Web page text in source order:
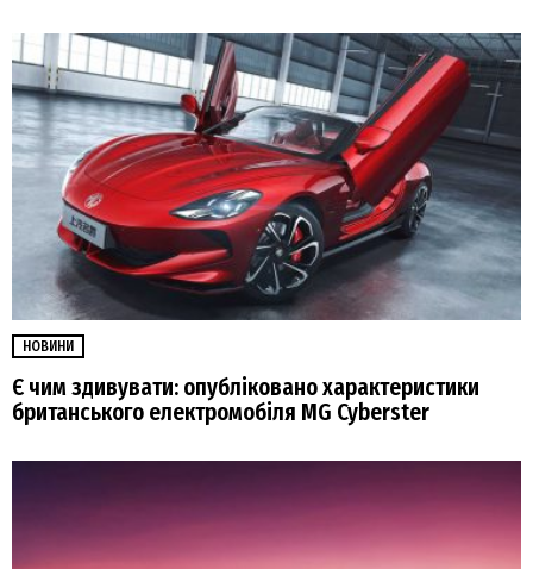
НОВИНИ
Є чим здивувати: опубліковано характеристики
британського електромобіля MG Cyberster